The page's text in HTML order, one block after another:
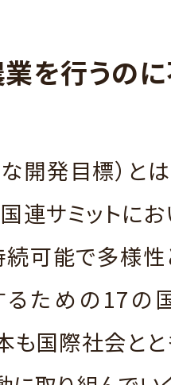
を行うの
開発目標）と
連サミットに
続可能で多様
ための17の
本も国際社会と